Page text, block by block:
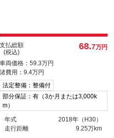
支払総額
(税込)
68.7万円
車両価格：59.3万円
諸費用：9.4万円
法定整備：整備付
部分保証：有（3か月または3,000k
m）
年式
2018年（H30）
走行距離
9.25万km